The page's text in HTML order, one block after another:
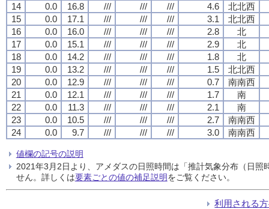
14
0.0 16.8 /// /// /// 4.6
北北西
15
0.0 17.1 /// /// /// 3.1
北北西
16
0.0 16.0 /// /// /// 2.8
北
17
0.0 15.1 /// /// /// 2.9
北
18
0.0 14.2 /// /// /// 1.8
北
19
0.0 13.2 /// /// /// 1.5
北北西
20
0.0 12.9 /// /// /// 0.7
南南西
21
0.0 12.1 /// /// /// 1.7
南
22
0.0 11.3 /// /// /// 2.1
南
23
0.0 10.5 /// /// /// 2.7
南南西
24
0.0 9.7 /// /// /// 3.0 南南西
値欄の記号の説明
2021年3月2日より、アメダスの日照時間は「推計気象分布（日
せん。詳しくは要素ごとの値の補足説明をご覧ください。
利用される